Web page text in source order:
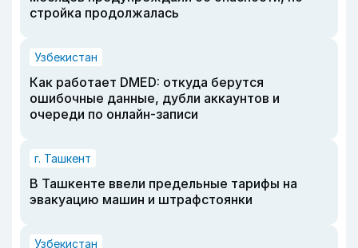
стройка продолжалась
Узбекистан
Как работает DMED: откуда берутся
ошибочные данные, дубли аккаунтов и
очереди по онлайн-записи
г. Ташкент
В Ташкенте ввели предельные тарифы на
эвакуацию машин и штрафстоянки
Узбекистан